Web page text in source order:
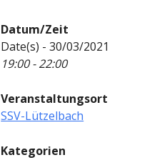
Datum/Zeit
Date(s) - 30/03/2021
19:00 - 22:00
Veranstaltungsort
SSV-Lützelbach
Kategorien